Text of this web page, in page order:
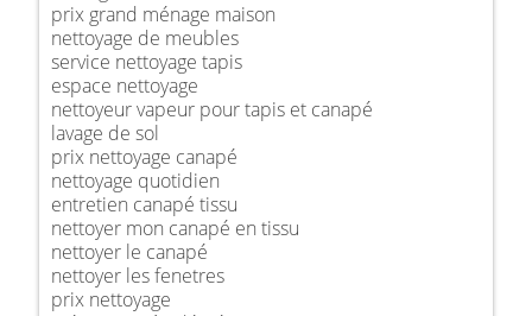
prix grand ménage maison
nettoyage de meubles
service nettoyage tapis
espace nettoyage
nettoyeur vapeur pour tapis et canapé
lavage de sol
prix nettoyage canapé
nettoyage quotidien
entretien canapé tissu
nettoyer mon canapé en tissu
nettoyer le canapé
nettoyer les fenetres
prix nettoyage